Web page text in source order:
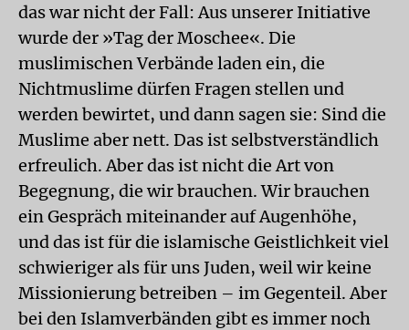
das war nicht der Fall: Aus unserer Initiative
wurde der »Tag der Moschee«. Die
muslimischen Verbände laden ein, die
Nichtmuslime dürfen Fragen stellen und
werden bewirtet, und dann sagen sie: Sind die
Muslime aber nett. Das ist selbstverständlich
erfreulich. Aber das ist nicht die Art von
Begegnung, die wir brauchen. Wir brauchen
ein Gespräch miteinander auf Augenhöhe,
und das ist für die islamische Geistlichkeit viel
schwieriger als für uns Juden, weil wir keine
Missionierung betreiben – im Gegenteil. Aber
bei den Islamverbänden gibt es immer noch